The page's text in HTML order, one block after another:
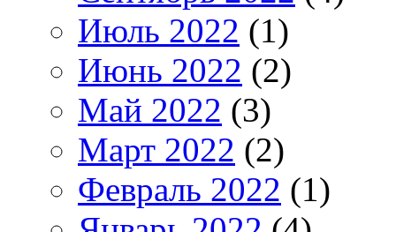
Июль 2022 (1)
Июнь 2022 (2)
Май 2022 (3)
Март 2022 (2)
Февраль 2022 (1)